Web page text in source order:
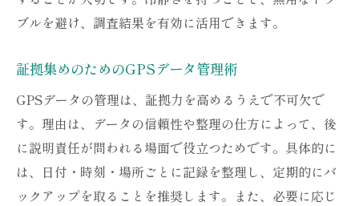
ブルを避け、調査結果を有効に活用できます。
証拠集めのためのGPSデータ管理術
GPSデータの管理は、証拠力を高めるうえで不可欠で
す。理由は、データの信頼性や整理の仕方によって、後
に説明責任が問われる場面で役立つためです。具体的に
は、日付・時刻・場所ごとに記録を整理し、定期的にバ
ックアップを取ることを推奨します。また、必要に応じ